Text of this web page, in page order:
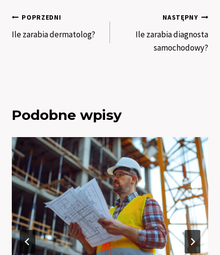
Nawigacja
wpisu
POPRZEDNI
Ile zarabia dermatolog?
NASTĘPNY
Ile zarabia diagnosta
samochodowy?
Podobne wpisy